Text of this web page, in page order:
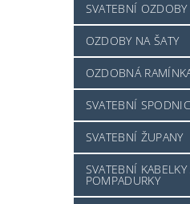
SVATEBNÍ
OZDOBY NA ŠATY
OZDOBNÁ
SVATEBNÍ
SVATEBNÍ ŽUPANY
SVATEBNÍ KABELKY
POMPADURKY